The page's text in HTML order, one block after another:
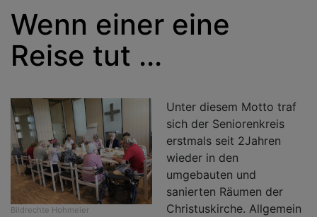
Wenn einer eine
Reise tut ...
Bildrechte Hohmeier
Unter diesem Motto traf
sich der Seniorenkreis
erstmals seit 2Jahren
wieder in den
umgebauten und
sanierten Räumen der
Christuskirche. Allgemein